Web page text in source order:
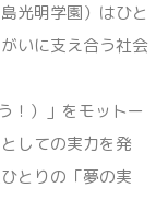
明学園）はひと
いに支え合う社会
！）」をモットー
しての実力を発
とりの「夢の実